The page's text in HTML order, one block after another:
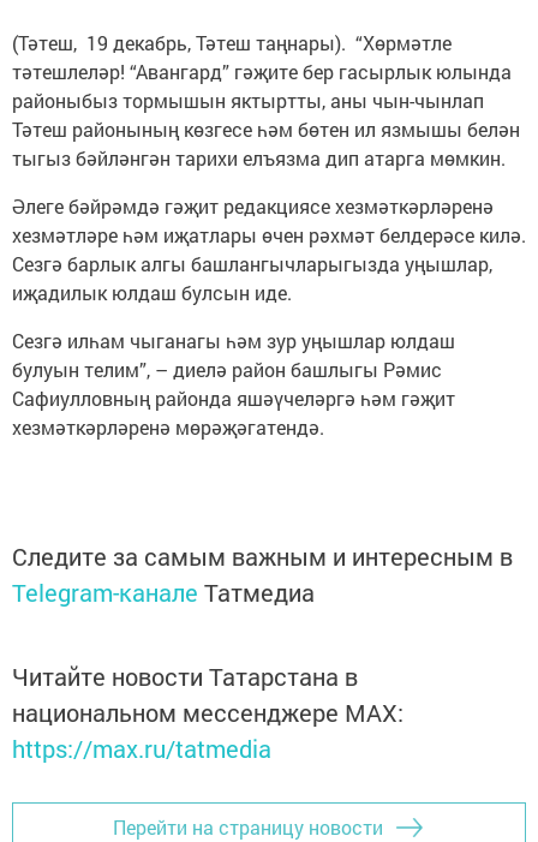
(Тәтеш, 19 декабрь, Тәтеш таңнары). “Хөрмәтле
тәтешлеләр! “Авангард” гәҗите бер гасырлык юлында
районыбыз тормышын яктырт­ты, аны чын-чынлап
Тәтеш районының көзгесе һәм бөтен ил язмышы белән
тыгыз бәйләнгән тарихи елъязма дип атарга мөмкин.
Әлеге бәйрәмдә гәҗит редакциясе хезмәткәрләренә
хезмәтләре һәм иҗатлары өчен рәхмәт белдерәсе килә.
Сезгә барлык алгы башлангычларыгызда уңышлар,
иҗадилык юлдаш булсын иде.
Сезгә илһам чыганагы һәм зур уңышлар юлдаш
булуын телим”, – диелә район башлыгы Рәмис
Сафиулловның районда яшәүчеләргә һәм гәҗит
хезмәткәрләренә мөрәҗәгатендә.
Следите за самым важным и интересным в
Telegram-канале Татмедиа
Читайте новости Татарстана в
национальном мессенджере MАХ:
https://max.ru/tatmedia
Перейти на страницу новости